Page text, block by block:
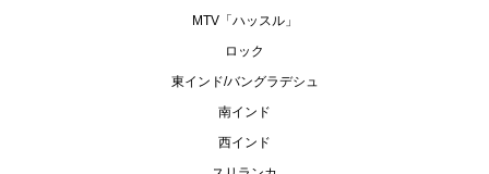
MTV「ハッスル」
ロック
東インド/バングラデシュ
南インド
西インド